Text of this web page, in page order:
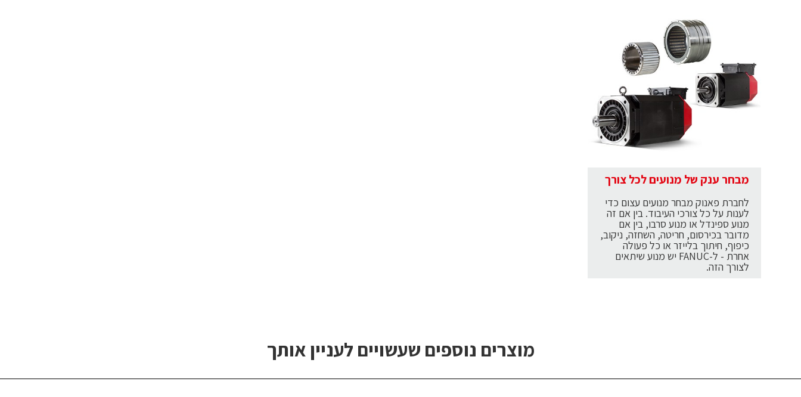
מבחר ענק של מנועים לכל צורך
לחברת פאנוק מבחר מנועים עצום כדי
לענות על כל צורכי העיבוד. בין אם זה
מנוע ספינדל או מנוע סרבו, בין אם
מדובר בכירסום, חריטה, השחזה, ניקוב,
כיפוף, חיתוך בלייזר או כל פעולה
אחרת - ל-FANUC יש מנוע שיתאים
לצורך הזה.
מוצרים נוספים שעשויים לעניין אותך